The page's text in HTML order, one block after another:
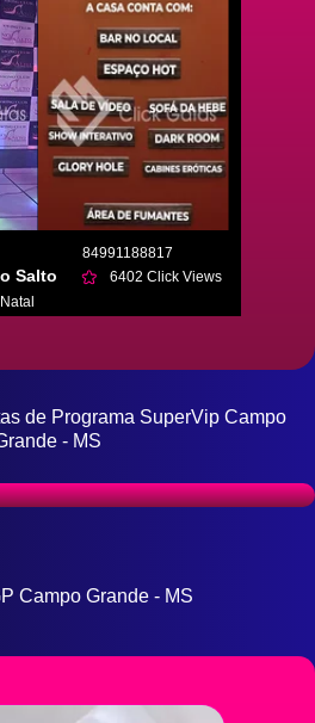
84991188817
Salto
6402 Click Views
de Programa SuperVip Campo
- MS
Campo Grande - MS